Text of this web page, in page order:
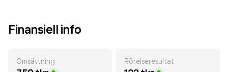
Finansiell info
Omsättning Rörelseresultat